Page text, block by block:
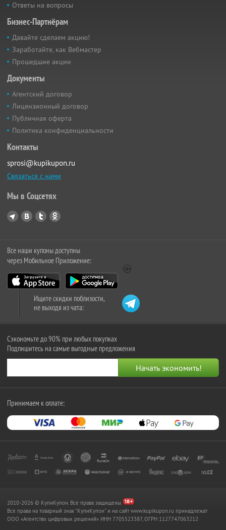
Ответы на вопросы
Бизнес-Партнёрам
Давайте сделаем акцию!
Заработайте, как Вебмастер
Прошедшие акции
Документы
Агентский договор
Лицензионный договор
Публичная оферта
Политика конфиденциальности
Контакты
sprosi@kupikupon.ru
Связаться с нами
Мы в Соцсетях
Все наши купоны доступны
через Мобильное Приложение:
Ищите скидки поблизости,
не выходя из чата:
Сэкономьте до 90% при любых покупках
Подпишитесь на самые выгодные предложения
Принимаем к оплате:
2010-2026 © КупиКупон. Все права защищены.
Все права на товарный знак "КупиКупон" и на сайт www.kupikupon.ru принадлежат
OOO «Агентство цифровых решений» ИНН 7705523387, ОГРН 1127747063212